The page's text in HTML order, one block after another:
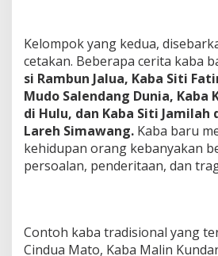
Kelompok yang kedua,
cetakan. Beberapa cerita kaba
si Rambun Jalua, Kaba Siti
Mudo Salendang Dunia, Kaba
di Hulu, dan Kaba Siti Jamilah
Lareh Simawang. Kaba baru
kehidupan orang kebanyakan
persoalan, penderitaan, dan
Contoh kaba tradisional yang
Cindua Mato, Kaba Malin